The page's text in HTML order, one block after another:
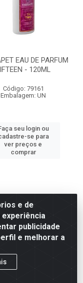
EAU DE PARFUM
- 120ML
Código: 79161
Embalagem: UN
seu login ou
se para
ver preços e
comprar
e de
publicidade
e melhorar a